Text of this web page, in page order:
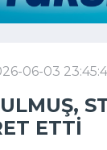
06-03
ETTI